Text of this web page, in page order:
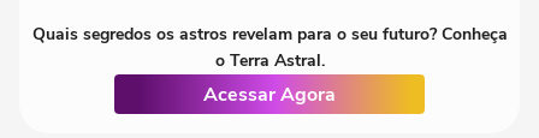
Quais segredos os astros revelam para o seu futuro? Conheça
o Terra Astral.
Acessar Agora